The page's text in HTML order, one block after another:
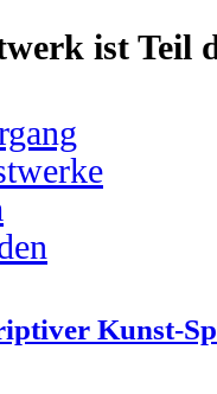
ist Teil
Kunst-